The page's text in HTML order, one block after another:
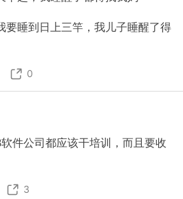
完了干完了死掉就算是幸福的一生
按照这样的公式过完一辈子，那我
生活并不幸福，干嘛要生个孩子然后
只会当服务员的女人过日子，两个
淡淡过完一生，只要自己知足，这也
错挣到了一点点
十万的表，规划着明年要如何如何，
要睡到日上三竿，我儿子睡醒了得
0
件公司都应该干培训，而且要收
3